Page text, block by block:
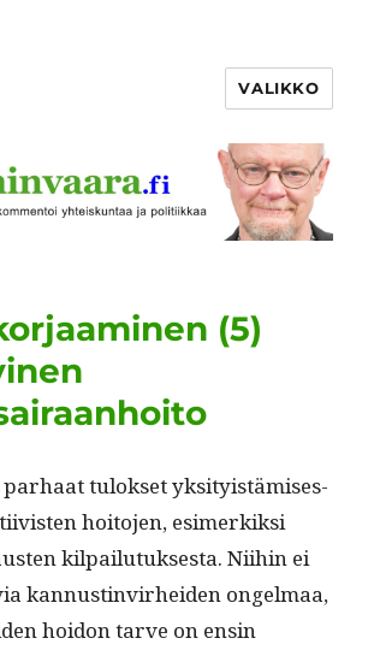
VALIKKO
(5)
parhaat tulok­set yksi­ty­istämis­es­
hoito­jen, esimerkik­si
kil­pailu­tuk­ses­ta. Niihin ei
kan­nustin­virhei­den ongel­maa,
hoidon tarve on ensin